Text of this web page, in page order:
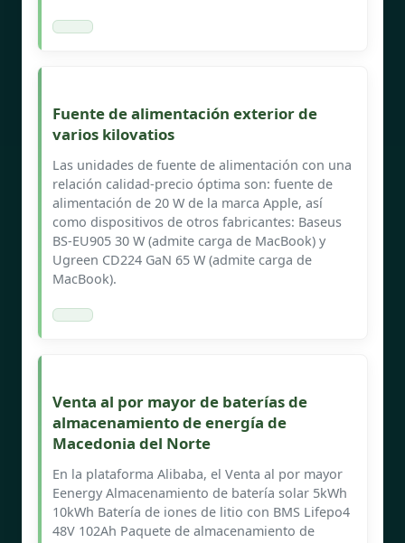
Fuente de alimentación exterior de
varios kilovatios
Las unidades de fuente de alimentación con una
relación calidad-precio óptima son: fuente de
alimentación de 20 W de la marca Apple, así
como dispositivos de otros fabricantes: Baseus
BS-EU905 30 W (admite carga de MacBook) y
Ugreen CD224 GaN 65 W (admite carga de
MacBook).
Venta al por mayor de baterías de
almacenamiento de energía de
Macedonia del Norte
En la plataforma Alibaba, el Venta al por mayor
Eenergy Almacenamiento de batería solar 5kWh
10kWh Batería de iones de litio con BMS Lifepo4
48V 102Ah Paquete de almacenamiento de